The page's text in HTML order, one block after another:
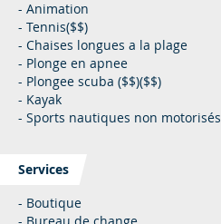
- Animation
- Tennis($$)
- Chaises longues a la plage
- Plonge en apnee
- Plongee scuba ($$)($$)
- Kayak
- Sports nautiques non motorisés
Services
- Boutique